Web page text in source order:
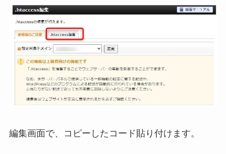
編集画面で、コピーしたコード貼り付けます。